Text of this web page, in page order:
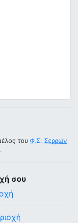
του Φ.Σ. Σερρών
.
σου